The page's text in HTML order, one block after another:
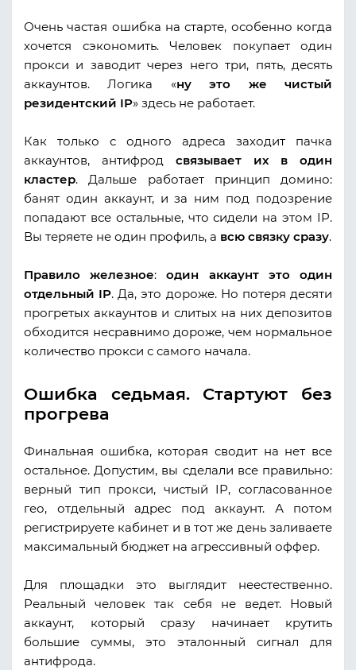
Очень частая ошибка на старте, особенно когда
хочется сэкономить. Человек покупает один
прокси и заводит через него три, пять, десять
аккаунтов. Логика «ну это же чистый
резидентский IP» здесь не работает.
Как только с одного адреса заходит пачка
аккаунтов, антифрод связывает их в один
кластер. Дальше работает принцип домино:
банят один аккаунт, и за ним под подозрение
попадают все остальные, что сидели на этом IP.
Вы теряете не один профиль, а всю связку сразу.
Правило железное:один аккаунт это один
отдельный IP. Да, это дороже. Но потеря десяти
прогретых аккаунтов и слитых на них депозитов
обходится несравнимо дороже, чем нормальное
количество прокси с самого начала.
Ошибка седьмая. Стартуют без
прогрева
Финальная ошибка, которая сводит на нет все
остальное. Допустим, вы сделали все правильно:
верный тип прокси, чистый IP, согласованное
гео, отдельный адрес под аккаунт. А потом
регистрируете кабинет и в тот же день заливаете
максимальный бюджет на агрессивный оффер.
Для площадки это выглядит неестественно.
Реальный человек так себя не ведет. Новый
аккаунт, который сразу начинает крутить
большие суммы, это эталонный сигнал для
антифрода.